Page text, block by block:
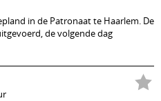
in de Patronaat te Haarlem. De
de volgende dag